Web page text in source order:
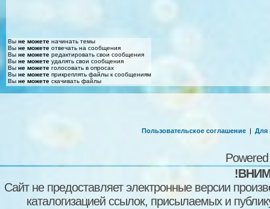
Вы не можете начинать темы
Вы не можете отвечать на сообщения
Вы не можете редактировать свои сообщения
Вы не можете удалять свои сообщения
Вы не можете голосовать в опросах
Вы не можете прикреплять файлы к сообщениям
Вы не можете скачивать файлы
Пользовательское соглашение | Для
Сайт не предоставляет электронные версии
каталогизацией ссылок, присылаемых и